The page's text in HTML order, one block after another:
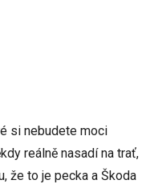
si nebudete moci
reálně nasadí na trať,
že to je pecka a Škoda